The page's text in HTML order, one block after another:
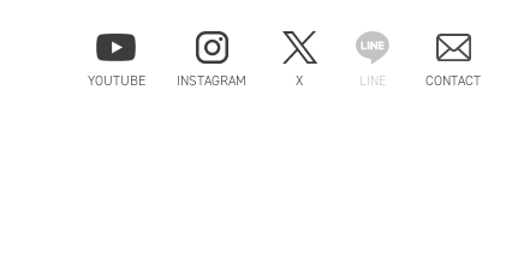
YOUTUBE INSTAGRAM X LINE CONTACT